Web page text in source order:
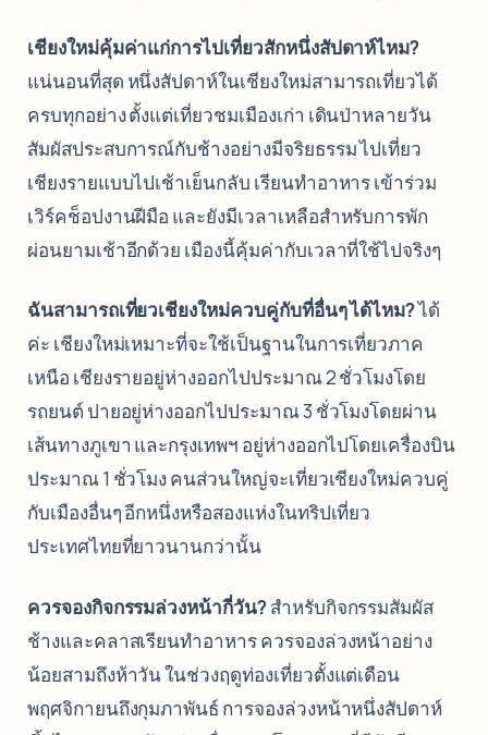
เชียงใหม่คุ้มค่าแก่การไปเที่ยวสักหนึ่งสัปดาห์ไหม?
แน่นอนที่สุด หนึ่งสัปดาห์ในเชียงใหม่สามารถเที่ยวได้
ครบทุกอย่าง ตั้งแต่เที่ยวชมเมืองเก่า เดินป่าหลายวัน
สัมผัสประสบการณ์กับช้างอย่างมีจริยธรรม ไปเที่ยว
เชียงรายแบบไปเช้าเย็นกลับ เรียนทำอาหาร เข้าร่วม
เวิร์คช็อปงานฝีมือ และยังมีเวลาเหลือสำหรับการพัก
ผ่อนยามเช้าอีกด้วย เมืองนี้คุ้มค่ากับเวลาที่ใช้ไปจริงๆ
ฉันสามารถเที่ยวเชียงใหม่ควบคู่กับที่อื่นๆ ได้ไหม?ได้
ค่ะ เชียงใหม่เหมาะที่จะใช้เป็นฐานในการเที่ยวภาค
เหนือ เชียงรายอยู่ห่างออกไปประมาณ 2 ชั่วโมงโดย
รถยนต์ ปายอยู่ห่างออกไปประมาณ 3 ชั่วโมงโดยผ่าน
เส้นทางภูเขา และกรุงเทพฯ อยู่ห่างออกไปโดยเครื่องบิน
ประมาณ 1 ชั่วโมง คนส่วนใหญ่จะเที่ยวเชียงใหม่ควบคู่
กับเมืองอื่นๆ อีกหนึ่งหรือสองแห่งในทริปเที่ยว
ประเทศไทยที่ยาวนานกว่านั้น
ควรจองกิจกรรมล่วงหน้ากี่วัน?สำหรับกิจกรรมสัมผัส
ช้างและคลาสเรียนทำอาหาร ควรจองล่วงหน้าอย่าง
น้อยสามถึงห้าวัน ในช่วงฤดูท่องเที่ยวตั้งแต่เดือน
พฤศจิกายนถึงกุมภาพันธ์ การจองล่วงหน้าหนึ่งสัปดาห์